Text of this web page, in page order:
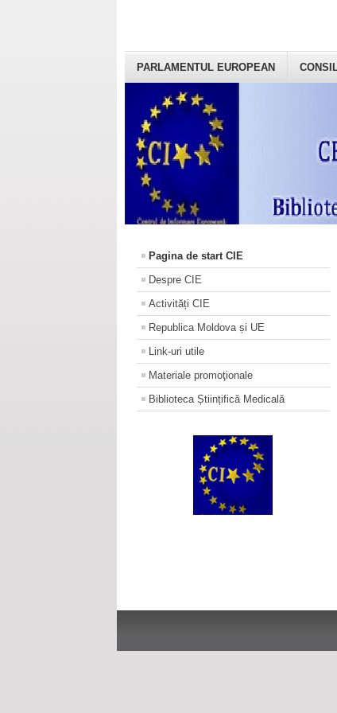
PARLAMENTUL EUROPEAN
Pagina de start CIE
Despre CIE
Activități CIE
Republica Moldova și UE
Link-uri utile
Materiale promoţionale
Biblioteca Științifică Medicală